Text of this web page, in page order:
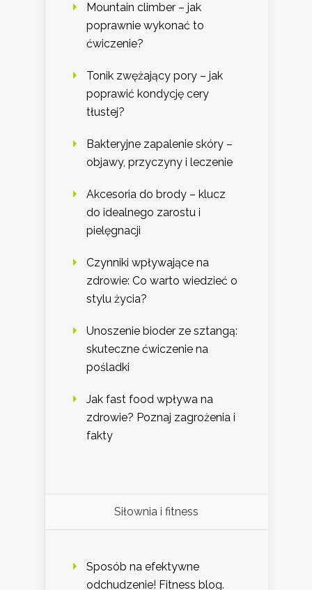
Mountain climber – jak
poprawnie wykonać to
ćwiczenie?
Tonik zwężający pory – jak
poprawić kondycję cery
tłustej?
Bakteryjne zapalenie skóry –
objawy, przyczyny i leczenie
Akcesoria do brody – klucz
do idealnego zarostu i
pielęgnacji
Czynniki wpływające na
zdrowie: Co warto wiedzieć o
stylu życia?
Unoszenie bioder ze sztangą:
skuteczne ćwiczenie na
pośladki
Jak fast food wpływa na
zdrowie? Poznaj zagrożenia i
fakty
Siłownia i fitness
Sposób na efektywne
odchudzenie! Fitness blog.